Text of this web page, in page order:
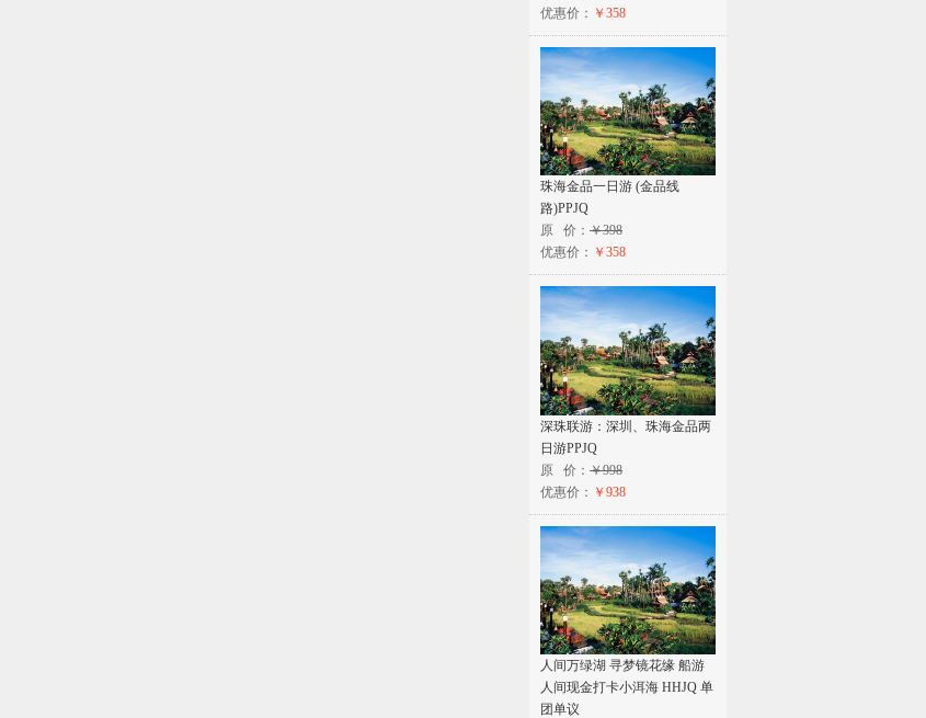
优惠价： ￥358
珠海金品一日游 (金品线
路)PPJQ
原 价： ￥398
优惠价： ￥358
深珠联游：深圳、珠海金品两
日游PPJQ
原 价： ￥998
优惠价： ￥938
人间万绿湖 寻梦镜花缘 船游
人间现金打卡小洱海 HHJQ 单
团单议